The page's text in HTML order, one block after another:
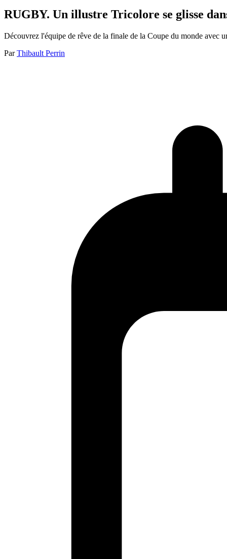
RUGBY. Un illustre Tricolore se glisse
Découvrez l'équipe de rêve de la finale de la Coupe du monde
Par Thibault Perrin